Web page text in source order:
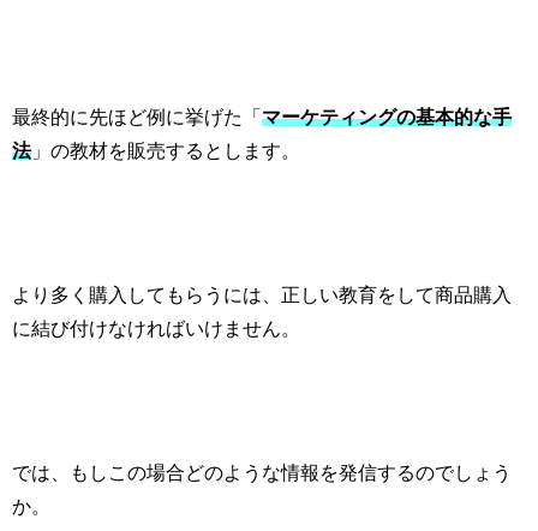
最終的に先ほど例に挙げた「 マーケティングの基本的な手
法」の教材を販売するとします。
より多く購入してもらうには、正しい教育をして商品購入
に結び付けなければいけません。
では、もしこの場合どのような情報を発信するのでしょう
か。